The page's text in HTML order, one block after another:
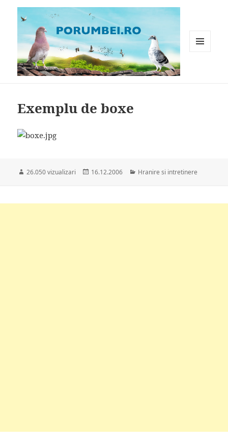
Exemplu de boxe
26.050 vizualizari
Publicat
16.12.2006 Categorii
Hranire si intretinere